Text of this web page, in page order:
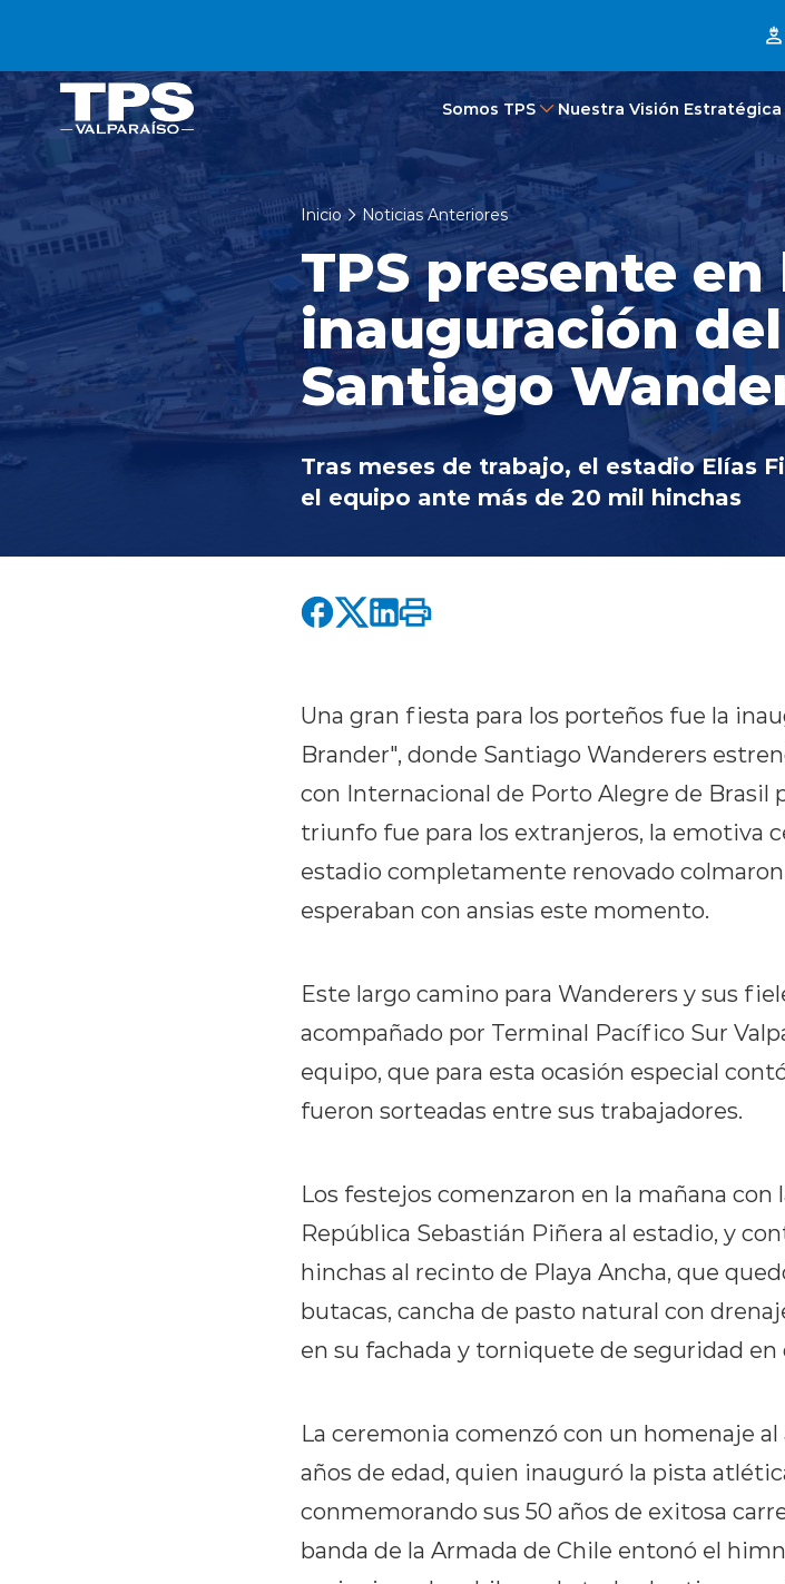
Somos TPS Nuestra Visión Estratégica
Inicio Noticias Anteriores
TPS presente en
inauguración
Santiago
Tras meses de trabajo, el estadio Elías
el equipo ante más de 20 mil hinchas
Una gran fiesta para los porteños fue la
Brander", donde Santiago Wanderers
con Internacional de Porto Alegre de Brasil
triunfo fue para los extranjeros, la emotiva
estadio completamente renovado
esperaban con ansias este momento.
Este largo camino para Wanderers y sus
acompañado por Terminal Pacífico Sur
equipo, que para esta ocasión especial
fueron sorteadas entre sus trabajadores.
Los festejos comenzaron en la mañana
República Sebastián Piñera al estadio, y
hinchas al recinto de Playa Ancha, que
butacas, cancha de pasto natural con
en su fachada y torniquete de seguridad en
La ceremonia comenzó con un homenaje
años de edad, quien inauguró la pista
conmemorando sus 50 años de exitosa
banda de la Armada de Chile entonó el